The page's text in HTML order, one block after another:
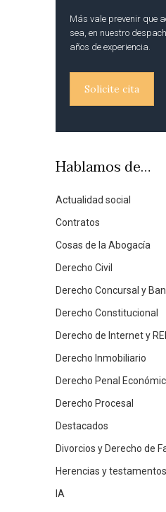
Más vale prevenir que
sea, en nuestro
años de experiencia.
Solicite cita
Hablamos de…
Actualidad social
Contratos
Cosas de la Abogacía
Derecho Civil
Derecho Concursal y
Derecho Constitucional
Derecho de Internet y
Derecho Inmobiliario
Derecho Penal
Derecho Procesal
Destacados
Divorcios y Derecho de
Herencias y testamentos
IA